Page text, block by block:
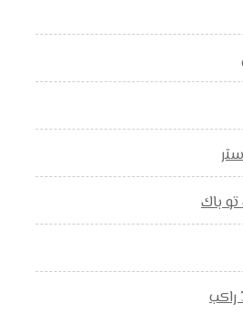
تو باك